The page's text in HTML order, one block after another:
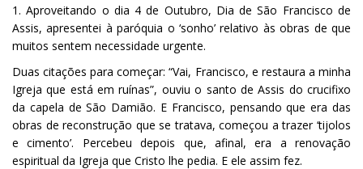
1. Aproveitando o dia 4 de Outubro, Dia de São Francisco de
Assis, apresentei à paróquia o ‘sonho’ relativo às obras de que
muitos sentem necessidade urgente.
Duas citações para começar: “Vai, Francisco, e restaura a minha
Igreja que está em ruínas”, ouviu o santo de Assis do crucifixo
da capela de São Damião. E Francisco, pensando que era das
obras de reconstrução que se tratava, começou a trazer ‘tijolos
e cimento’. Percebeu depois que, afinal, era a renovação
espiritual da Igreja que Cristo lhe pedia. E ele assim fez.